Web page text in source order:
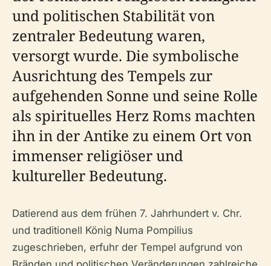
und politischen Stabilität von
zentraler Bedeutung waren,
versorgt wurde. Die symbolische
Ausrichtung des Tempels zur
aufgehenden Sonne und seine Rolle
als spirituelles Herz Roms machten
ihn in der Antike zu einem Ort von
immenser religiöser und
kultureller Bedeutung.
Datierend aus dem frühen 7. Jahrhundert v. Chr.
und traditionell König Numa Pompilius
zugeschrieben, erfuhr der Tempel aufgrund von